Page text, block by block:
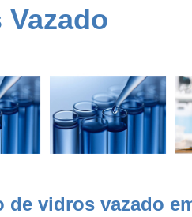
Conserto de
vidraria
Detector de
gases
Equipamento
para
laboratório
de vidros vazado